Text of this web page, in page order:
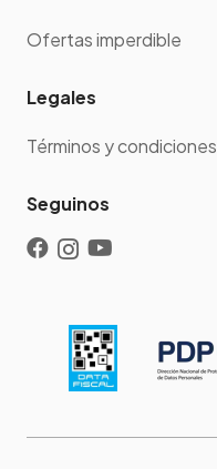
Ofertas imperdible
Legales
Términos y condiciones
Seguinos